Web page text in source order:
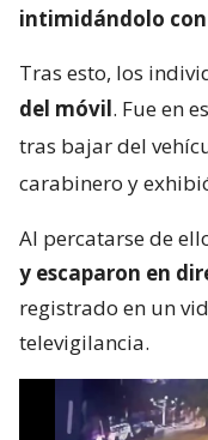
intimidándolo
Tras esto, los
del móvil. Fue en
tras bajar del
carabinero y
Al percatarse de
y escaparon en
registrado en un
televigilancia.